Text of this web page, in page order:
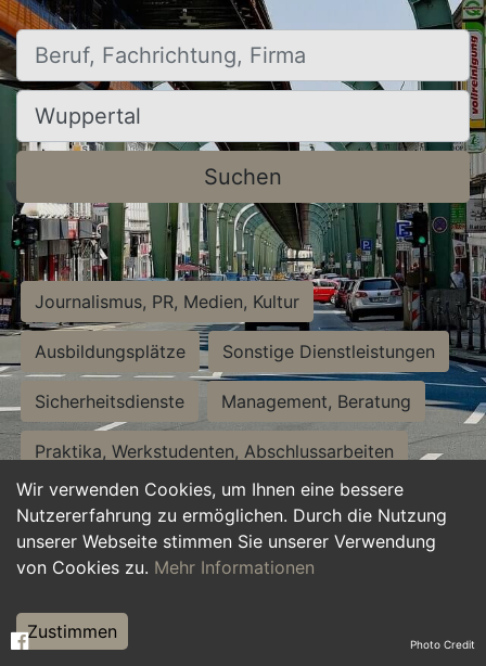
Wir verwenden Cookies, um Ihnen eine bessere
Nutzererfahrung zu ermöglichen. Durch die Nutzung
unserer Webseite stimmen Sie unserer Verwendung
von Cookies zu. Mehr Informationen
Zustimmen
Beruf, Fachrichtung, Firma
Ort, Stadt
Suchen
Journalismus, PR, Medien, Kultur
Ausbildungsplätze Sonstige Dienstleistungen
Sicherheitsdienste Management, Beratung
Praktika, Werkstudenten, Abschlussarbeiten
Personalwesen Assistenz, Sekretariat
Hilfskräfte, Aushilfs- und Nebenjobs
Weiterbildung, Studium, duale Ausbildung Photo Credit